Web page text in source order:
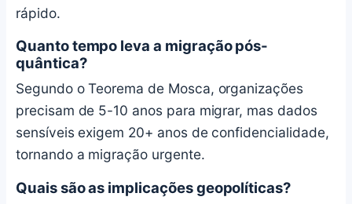
rápido.
Quanto tempo leva a migração pós-
quântica?
Segundo o Teorema de Mosca, organizações
precisam de 5-10 anos para migrar, mas dados
sensíveis exigem 20+ anos de confidencialidade,
tornando a migração urgente.
Quais são as implicações geopolíticas?